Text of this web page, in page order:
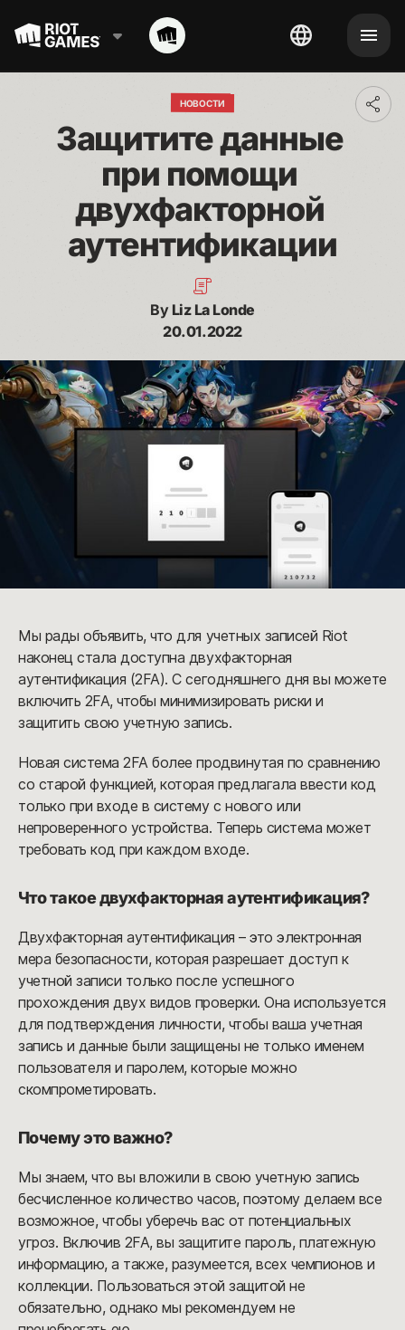
НОВОСТИ
Защитите данные
при помощи
двухфакторной
аутентификации
By Liz La Londe
20.01.2022
Мы рады объявить, что для учетных записей Riot
наконец стала доступна двухфакторная
аутентификация (2FA). С сегодняшнего дня вы можете
включить 2FA, чтобы минимизировать риски и
защитить свою учетную запись.
Новая система 2FA более продвинутая по сравнению
со старой функцией, которая предлагала ввести код
только при входе в систему с нового или
непроверенного устройства. Теперь система может
требовать код при каждом входе.
Что такое двухфакторная аутентификация?
Двухфакторная аутентификация – это электронная
мера безопасности, которая разрешает доступ к
учетной записи только после успешного
прохождения двух видов проверки. Она используется
для подтверждения личности, чтобы ваша учетная
запись и данные были защищены не только именем
пользователя и паролем, которые можно
скомпрометировать.
Почему это важно?
Мы знаем, что вы вложили в свою учетную запись
бесчисленное количество часов, поэтому делаем все
возможное, чтобы уберечь вас от потенциальных
угроз. Включив 2FA, вы защитите пароль, платежную
информацию, а также, разумеется, всех чемпионов и
коллекции. Пользоваться этой защитой не
обязательно, однако мы рекомендуем не